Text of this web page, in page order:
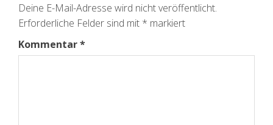
Deine E-Mail-Adresse wird nicht veröffentlicht.
Erforderliche Felder sind mit * markiert
Kommentar*